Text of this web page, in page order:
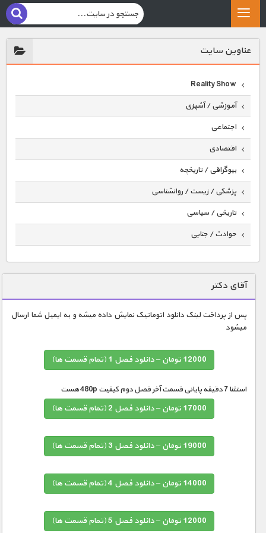
عناوين سايت
Reality Show
آموزشی / آشپزی
اجتماعی
اقتصادی
بیوگرافی / تاریخچه
پزشکی / زیست / روانشناسی
تاریخی / سیاسی
حوادث / جنایی
دنیای خوراکی ها
زمین شناسی / محیط زیست
سازه/ معماری/ مهندسی
شناخت کودکان
طبیعت
علم و فناوری
کیهان / نجوم
ماورایی
مسابقات / ورزشی
آقای دکتر
پس از پرداخت لینک دانلود اتوماتیک نمایش داده میشه و به ایمیل شما ارسال
میشود
12000 تومان – دانلود فصل 1 (تمام قسمت ها)
استثنا 7 دقیقه پایانی قسمت آخر فصل دوم کیفیت 480p هست
17000 تومان – دانلود فصل 2 (تمام قسمت ها)
19000 تومان – دانلود فصل 3 (تمام قسمت ها)
14000 تومان – دانلود فصل 4 (تمام قسمت ها)
12000 تومان – دانلود فصل 5 (تمام قسمت ها)